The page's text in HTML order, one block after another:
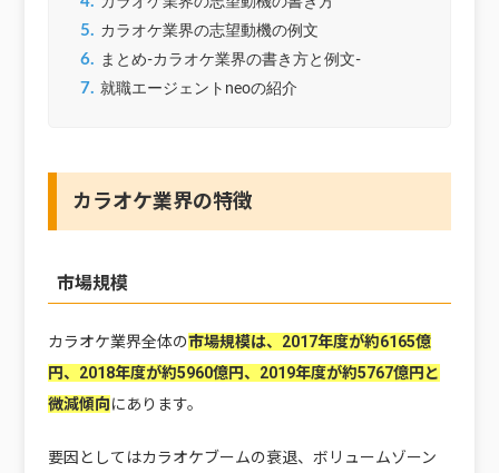
5. カラオケ業界の志望動機の例文
6. まとめ-カラオケ業界の書き方と例文-
7. 就職エージェントneoの紹介
カラオケ業界の特徴
市場規模
カラオケ業界全体の市場規模は、2017年度が約6165億
円、2018年度が約5960億円、2019年度が約5767億円と
微減傾向にあります。
要因としてはカラオケブームの衰退、ボリュームゾーン